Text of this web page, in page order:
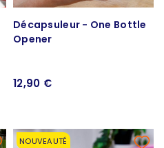
Décapsuleur - One Bottle
Opener
12,90 €
NOUVEAUTÉ